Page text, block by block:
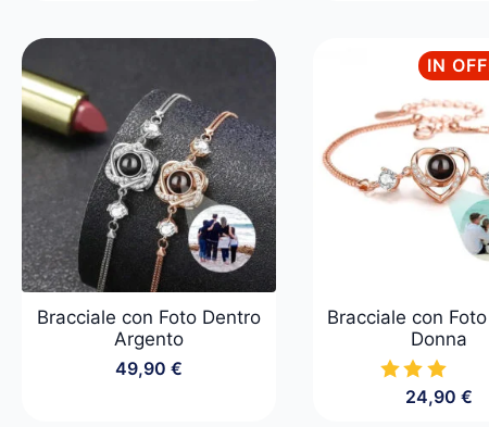
Bracciale con Foto Dentro
Argento
49,90 €
IN
Bracciale con
Donna
24,90€